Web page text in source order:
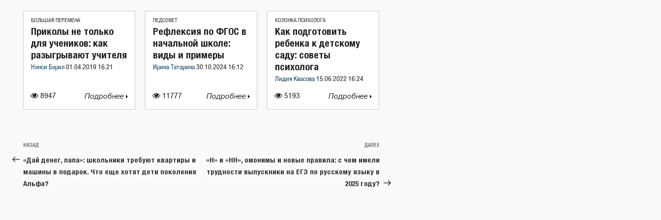
БОЛЬШАЯ ПЕРЕМЕНА
8947
Приколы не только
для учеников: как
разыгрывают учителя
Нэнси Бэрил 01.04.2019 16:21
Подробнее
ПЕДСОВЕТ
11777
Рефлексия по ФГОС в
начальной школе:
виды и примеры
Ирина Татарина 30.10.2024 16:12
Подробнее
КОЛОНКА ПСИХОЛОГА
5193
Как подготовить
ребенка к детскому
саду: советы
психолога
Лидия Квасова 15.06.2022 16:24
Подробнее
Навигация
по
записям
Предыдущая
запись:
НАЗАД
«Дай денег, папа»: школьники требуют квартиры и
машины в подарок. Что еще хотят дети поколения
Альфа?
Следующая
ДАЛЕЕ
«Н» и «НН», омонимы и новые правила: с чем имели
трудности выпускники на ЕГЭ по русскому языку в
2025 году?